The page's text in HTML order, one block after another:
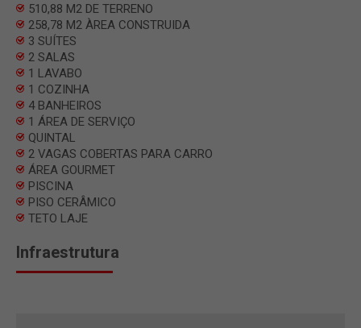
510,88 M2 DE TERRENO
258,78 M2 ÀREA CONSTRUIDA
3 SUÍTES
2 SALAS
1 LAVABO
1 COZINHA
4 BANHEIROS
1 ÁREA DE SERVIÇO
QUINTAL
2 VAGAS COBERTAS PARA CARRO
ÁREA GOURMET
PISCINA
PISO CERÂMICO
TETO LAJE
Infraestrutura